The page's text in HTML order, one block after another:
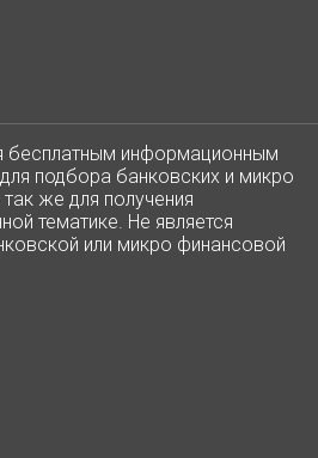
бесплатным информационным
подбора банковских и микро
же для получения
тематике. Не является
или микро финансовой